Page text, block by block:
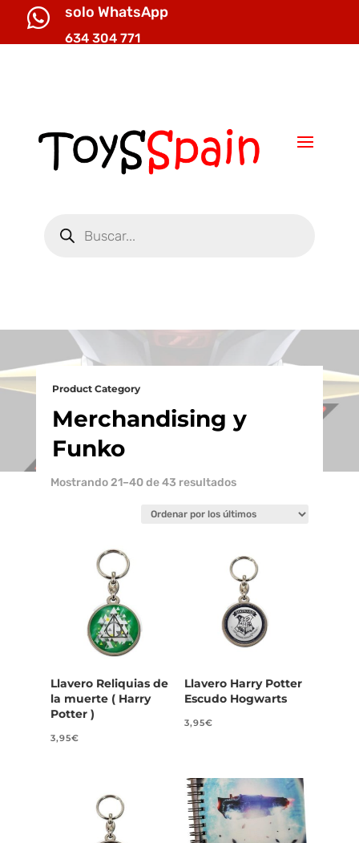
 solo WhatsApp
634 304 771
productos
Product Category
Merchandising y
Funko
Mostrando 21–40 de 43 resultadosOrdenado
Llavero Reliquias de
la muerte ( Harry
Potter )
3,95€
Llavero Harry Potter
Escudo Hogwarts
3,95€